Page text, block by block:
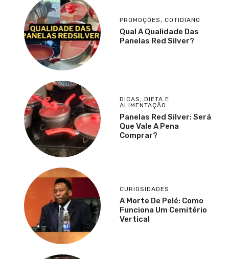
PROMOÇÕES, COTIDIANO
Qual A Qualidade Das
Panelas Red Silver?
DICAS, DIETA E
ALIMENTAÇÃO
Panelas Red Silver: Será
Que Vale A Pena
Comprar?
CURIOSIDADES
A Morte De Pelé: Como
Funciona Um Cemitério
Vertical